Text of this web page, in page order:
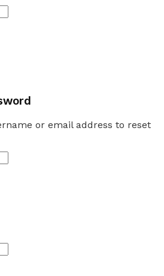
or email address to reset